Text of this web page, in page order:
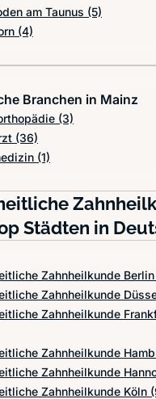
am Taunus (5)
(4)
Branchen in Mainz
(3)
(36)
(1)
Städten in
Zahnheilkunde Berlin
Zahnheilkunde
Zahnheilkunde
Zahnheilkunde
Zahnheilkunde
Zahnheilkunde Köln